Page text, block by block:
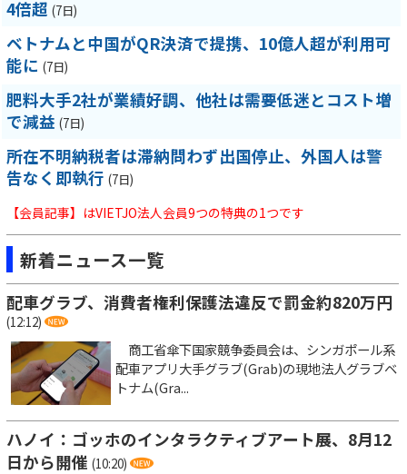
4倍超 (7日)
ベトナムと中国がQR決済で提携、10億人超が利用可
能に (7日)
肥料大手2社が業績好調、他社は需要低迷とコスト増
で減益 (7日)
所在不明納税者は滞納問わず出国停止、外国人は警
告なく即執行 (7日)
【会員記事】はVIETJO法人会員9つの特典の1つです
新着ニュース一覧
配車グラブ、消費者権利保護法違反で罰金約820万円
(12:12)
商工省傘下国家競争委員会は、シンガポール系
配車アプリ大手グラブ(Grab)の現地法人グラブベ
トナム(Gra...
ハノイ：ゴッホのインタラクティブアート展、8月12
日から開催 (10:20)